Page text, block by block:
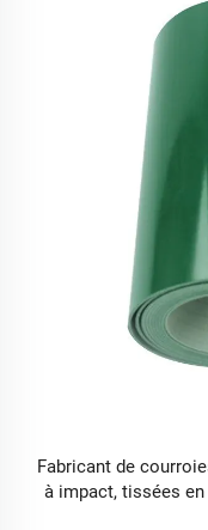
Fabricant de
à impact, tissées